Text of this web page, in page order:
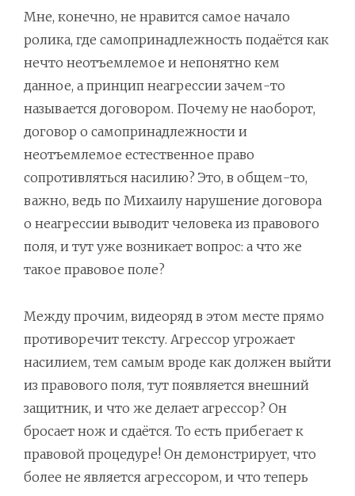
Мне, конечно, не нравится самое начало
ролика, где самопринадлежность подаётся как
нечто неотъемлемое и непонятно кем
данное, а принцип неагрессии зачем-то
называется договором. Почему не наоборот,
договор о самопринадлежности и
неотъемлемое естественное право
сопротивляться насилию? Это, в общем-то,
важно, ведь по Михаилу нарушение договора
о неагрессии выводит человека из правового
поля, и тут уже возникает вопрос: а что же
такое правовое поле?
Между прочим, видеоряд в этом месте прямо
противоречит тексту. Агрессор угрожает
насилием, тем самым вроде как должен выйти
из правового поля, тут появляется внешний
защитник, и что же делает агрессор? Он
бросает нож и сдаётся. То есть прибегает к
правовой процедуре! Он демонстрирует, что
более не является агрессором, и что теперь